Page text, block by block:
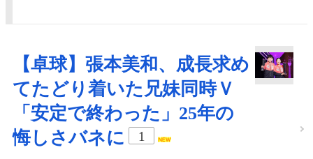
【卓球】張本美和、成長求め
てたどり着いた兄妹同時Ｖ
「安定で終わった」25年の
悔しさバネに
1